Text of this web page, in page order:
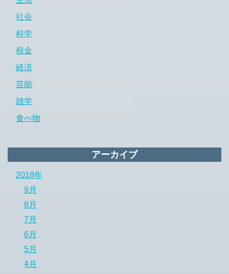
社会
科学
税金
経済
芸能
雑学
食べ物
アーカイブ
2018年
9月
8月
7月
6月
5月
4月